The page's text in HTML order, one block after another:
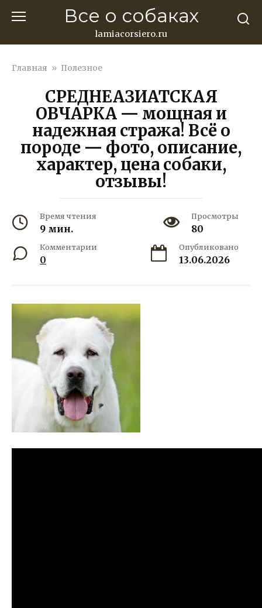
Все о собаках
lamiacorsiero.ru
Главная » Полезное
СРЕДНЕАЗИАТСКАЯ
ОВЧАРКА — мощная и
надежная стража! Всё о
породе — фото, описание,
характер, цена собаки,
отзывы!
Время чтения
9 мин.
Просмотры
80
Комментарии
0
Опубликовано
13.06.2026